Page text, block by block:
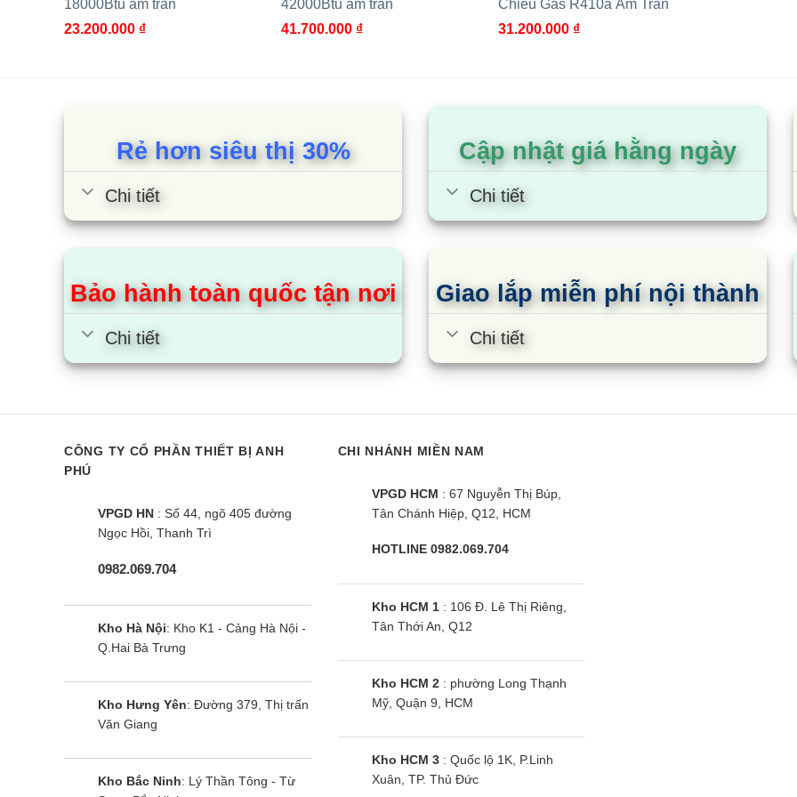
máy điều hòa thương mại. Với nhiều ưu điểm như: làm lạnh sâu, làm lạnh nhanh, thân thiện với môi trường,
Điều Hòa Toshiba RAV-
Điều Hòa Toshiba RAV-
Điều Hòa Toshiba RAV-
18000Btu âm trần
23.200.000 ₫
42000Btu âm trần
41.700.000 ₫
Chiều Gas R410a Âm Trần
31.200.000 ₫
Rẻ hơn siêu thị 30%
Chi tiết
Cập nhật giá hằng ngày
Chi tiết
Bảo hành toàn quốc tận nơi
Chi tiết
Giao lắp miễn phí nội thành
Chi tiết
CÔNG TY CỔ PHẦN THIẾT BỊ ANH
PHÚ
VPGD HN : Số 44, ngõ 405 đường
Ngọc Hồi, Thanh Trì
0982.069.704
Kho Hà Nội: Kho K1 - Cảng Hà Nội -
Q.Hai Bà Trưng
Kho Hưng Yên: Đường 379, Thị trấn
Văn Giang
Kho Bắc Ninh: Lý Thần Tông - Từ
CHI NHÁNH MIỀN NAM
VPGD HCM : 67 Nguyễn Thị Búp,
Tân Chánh Hiệp, Q12, HCM
HOTLINE 0982.069.704
Kho HCM 1: 106 Đ. Lê Thị Riêng,
Tân Thới An, Q12
Kho HCM 2: phường Long Thạnh
Mỹ, Quận 9, HCM
Kho HCM 3: Quốc lộ 1K, P.Linh
Xuân, TP. Thủ Đức